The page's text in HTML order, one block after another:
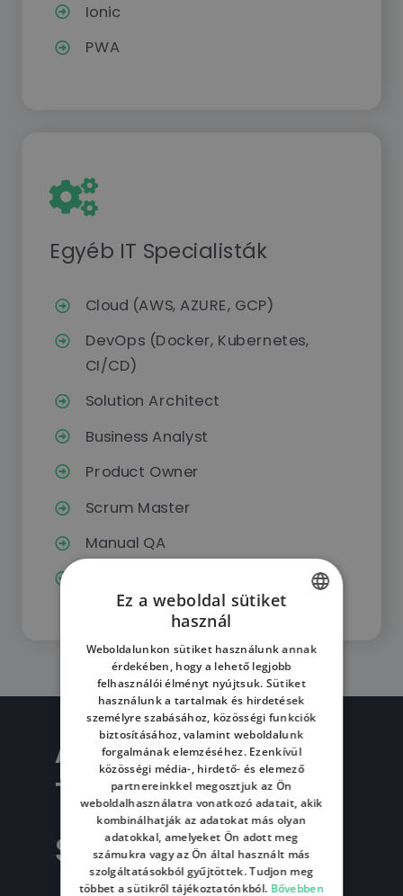
Ionic
PWA
Egyéb IT Specialisták
Cloud (AWS, AZURE, GCP)
DevOps (Docker, Kubernetes,
CI/CD)
Solution Architect
Business Analyst
Product Owner
Scrum Master
Manual QA
A Stylers
Technology
számokban
HUNGARIAN
Ez a weboldal sütiket
használ
Weboldalunkon sütiket használunk annak
érdekében, hogy a lehető legjobb
felhasználói élményt nyújtsuk. Sütiket
használunk a tartalmak és hirdetések
személyre szabásához, közösségi funkciók
biztosításához, valamint weboldalunk
forgalmának elemzéséhez. Ezenkívül
közösségi média-, hirdető- és elemező
partnereinkkel megosztjuk az Ön
weboldalhasználatra vonatkozó adatait, akik
kombinálhatják az adatokat más olyan
adatokkal, amelyeket Ön adott meg
számukra vagy az Ön által használt más
szolgáltatásokból gyűjtöttek. Tudjon meg
többet a sütikről tájékoztatónkból. Bővebben